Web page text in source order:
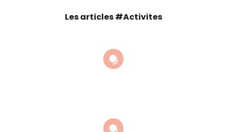
Les articles #Activites